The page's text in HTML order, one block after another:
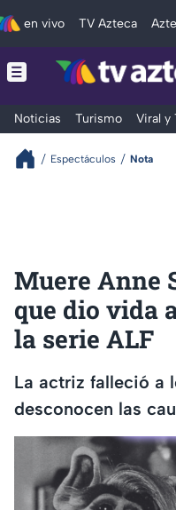
en vivo TV Azteca
Noticias Turismo Viral y
Espectáculos Nota
Muere Anne
que dio vida
la serie ALF
La actriz falleció a
desconocen las